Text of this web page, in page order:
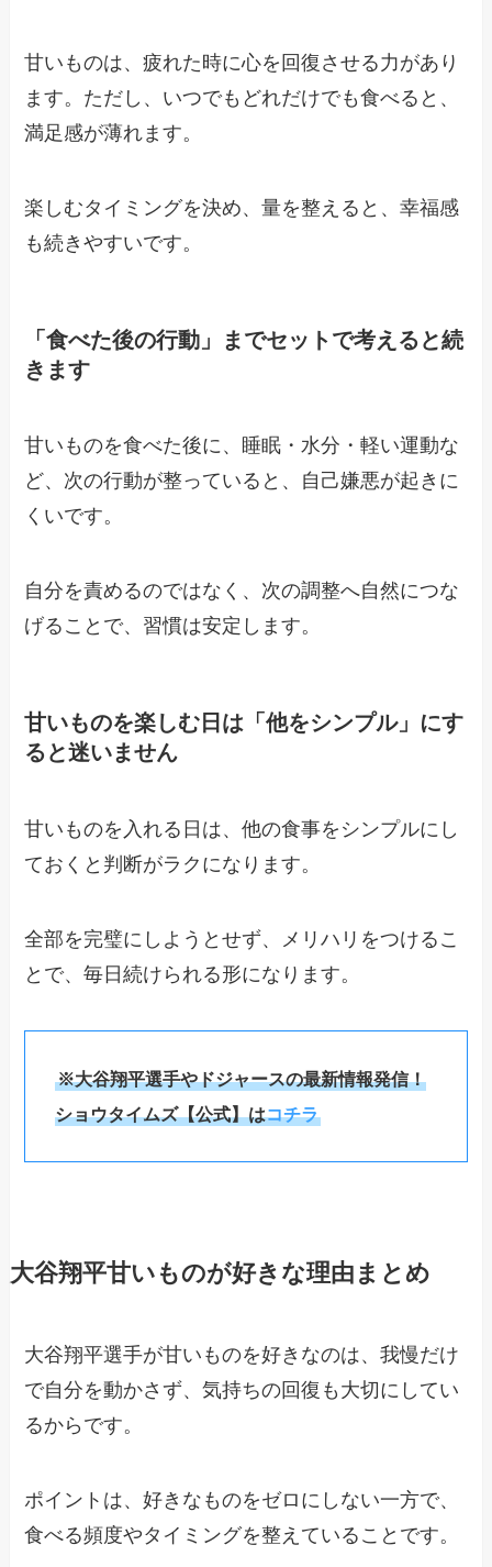
甘いものは、疲れた時に心を回復させる力があり
ます。ただし、いつでもどれだけでも食べると、
満足感が薄れます。
楽しむタイミングを決め、量を整えると、幸福感
も続きやすいです。
「食べた後の行動」までセットで考えると続
きます
甘いものを食べた後に、睡眠・水分・軽い運動な
ど、次の行動が整っていると、自己嫌悪が起きに
くいです。
自分を責めるのではなく、次の調整へ自然につな
げることで、習慣は安定します。
甘いものを楽しむ日は「他をシンプル」にす
ると迷いません
甘いものを入れる日は、他の食事をシンプルにし
ておくと判断がラクになります。
全部を完璧にしようとせず、メリハリをつけるこ
とで、毎日続けられる形になります。
※大谷翔平選手やドジャースの最新情報発信！
ショウタイムズ【公式】はコチラ
大谷翔平甘いものが好きな理由まとめ
大谷翔平選手が甘いものを好きなのは、我慢だけ
で自分を動かさず、気持ちの回復も大切にしてい
るからです。
ポイントは、好きなものをゼロにしない一方で、
食べる頻度やタイミングを整えていることです。